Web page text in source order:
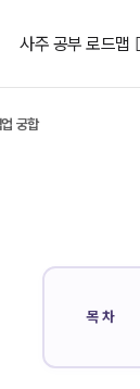
사주 공부 로드맵
궁합
목차